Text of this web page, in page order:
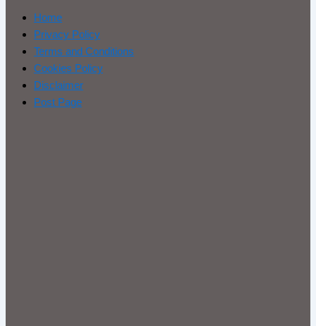
Home
Privacy Policy
Terms and Conditions
Cookies Policy
Disclaimer
Post Page